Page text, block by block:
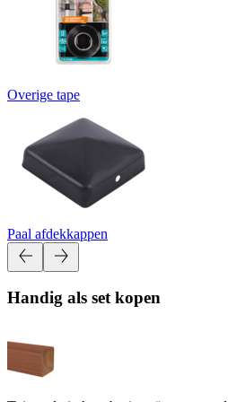
Overige tape
Paal afdekkappen
Handig als set kopen